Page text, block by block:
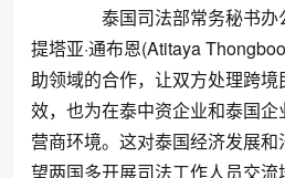
泰国司法部常务秘书办
提塔亚·通布恩(Atitaya
助领域的合作，让双方处理跨
效，也为在泰中资企业和泰国
营商环境。这对泰国经济发展
望两国多开展司法工作人员交